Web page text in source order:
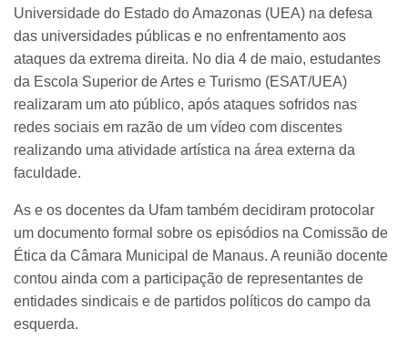
Universidade do Estado do Amazonas (UEA) na defesa
das universidades públicas e no enfrentamento aos
ataques da extrema direita. No dia 4 de maio, estudantes
da Escola Superior de Artes e Turismo (ESAT/UEA)
realizaram um ato público, após ataques sofridos nas
redes sociais em razão de um vídeo com discentes
realizando uma atividade artística na área externa da
faculdade.
As e os docentes da Ufam também decidiram protocolar
um documento formal sobre os episódios na Comissão de
Ética da Câmara Municipal de Manaus. A reunião docente
contou ainda com a participação de representantes de
entidades sindicais e de partidos políticos do campo da
esquerda.